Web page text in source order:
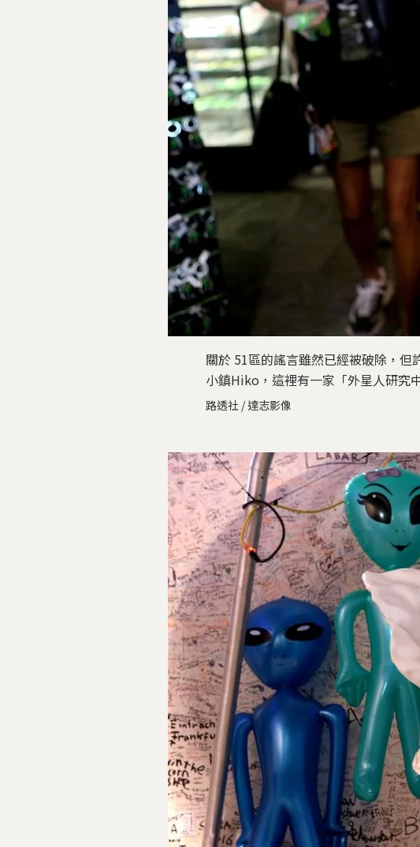
關於 51區的謠言雖然已經被破除，
小鎮Hiko，這裡有一家「外星人研究
路透社 / 達志影像